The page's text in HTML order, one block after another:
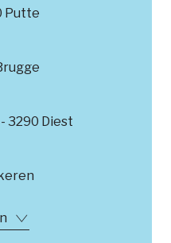
Putte
3290 Diest
- 8400